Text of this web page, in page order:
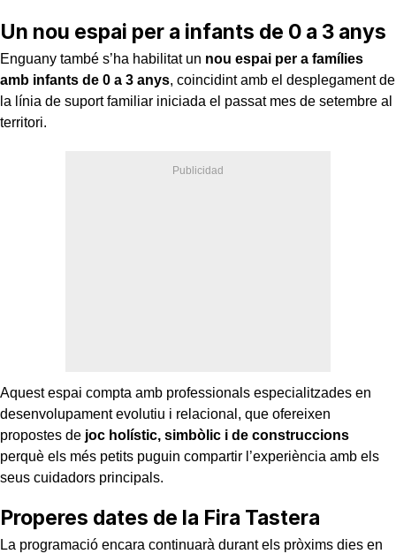
Un nou espai per a infants de 0 a 3 anys
Enguany també s’ha habilitat un nou espai per a famílies
amb infants de 0 a 3 anys, coincidint amb el desplegament de
la línia de suport familiar iniciada el passat mes de setembre al
territori.
Aquest espai compta amb professionals especialitzades en
desenvolupament evolutiu i relacional, que ofereixen
propostes de joc holístic, simbòlic i de construccions
perquè els més petits puguin compartir l’experiència amb els
seus cuidadors principals.
Properes dates de la Fira Tastera
La programació encara continuarà durant els pròxims dies en